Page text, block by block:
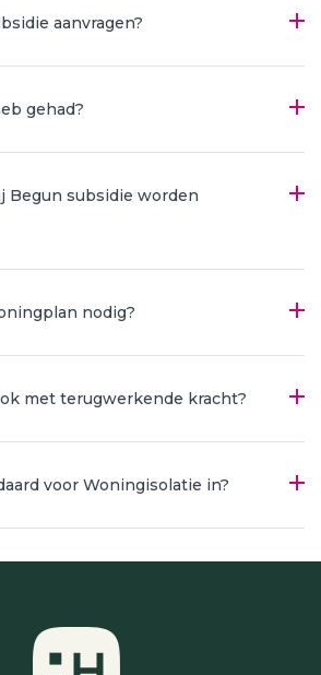
aanvragen?
gehad?
Begun subsidie worden
nodig?
met terugwerkende kracht?
voor Woningisolatie in?